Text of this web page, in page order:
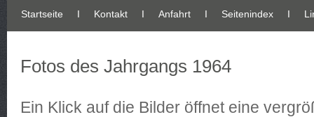
Startseite Ι Kontakt Ι Anfahrt Ι Seitenindex Ι
Fotos des Jahrgangs 1964
Ein Klick auf die Bilder öffnet eine